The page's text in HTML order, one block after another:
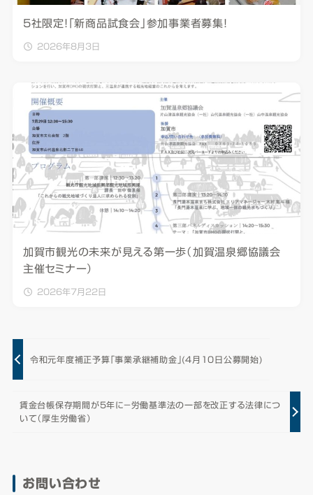
5社限定！「新商品試食会」参加事業者募集！
2026年8月3日
加賀市観光の未来が見える第一歩（加賀温泉郷協議会
主催セミナー）
2026年7月22日
令和元年度補正予算「事業承継補助金」(4月10日公募開始)
賃金台帳保存期間が5年に－労働基準法の一部を改正する法律につ
いて（厚生労働省）
お問い合わせ